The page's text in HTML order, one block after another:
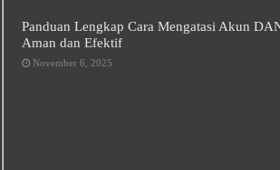
Panduan Lengkap Cara Mengatasi Akun
Aman dan Efektif
November 6, 2025